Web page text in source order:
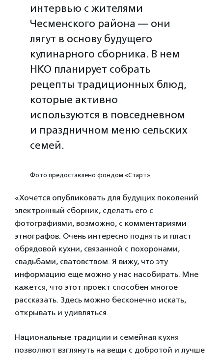
интервью с жителями
Чесменского района — они
лягут в основу будущего
кулинарного сборника. В нем
НКО планирует собрать
рецепты традиционных блюд,
которые активно
используются в повседневном
и праздничном меню сельских
семей.
Фото предоставлено фондом «Старт»
«Хочется опубликовать для будущих поколений
электронный сборник, сделать его с
фотографиями, возможно, с комментариями
этнографов. Очень интересно поднять и пласт
обрядовой кухни, связанной с похоронами,
свадьбами, сватовством. Я вижу, что эту
информацию еще можно у нас насобирать. Мне
кажется, что этот проект способен многое
рассказать. Здесь можно бесконечно искать,
открывать и удивляться.
Национальные традиции и семейная кухня
позволяют взглянуть на вещи с добротой и лучше